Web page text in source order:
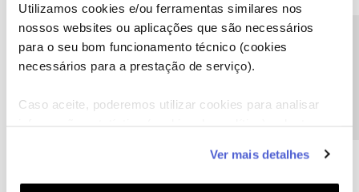
Utilizamos cookies e/ou ferramentas similares nos
nossos websites ou aplicações que são necessários
para o seu bom funcionamento técnico (cookies
necessários para a prestação de serviço).
Caso aceite, poderemos utilizar cookies para analisar
funcionalidades (cookies de personalização e
funcionalidade) e adaptar anúncios aos seus interesses
Ver mais detalhes
Descubra as novidades de julho